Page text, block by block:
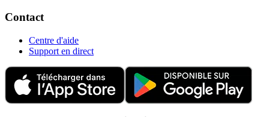
Contact
Centre d'aide
Support en direct